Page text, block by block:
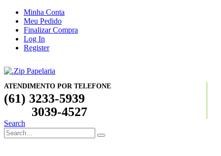
Minha Conta
Meu Pedido
Finalizar Compra
Log In
Register
ATENDIMENTO POR TELEFONE
(61) 3233-5939
3039-4527
Search